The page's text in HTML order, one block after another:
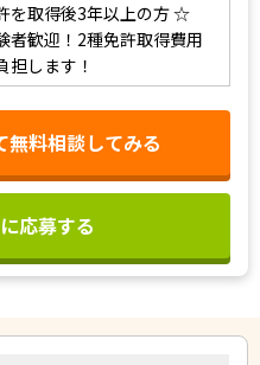
を取得後3年以上の方☆
者歓迎！2種免許取得費用
担します！
無料相談してみる
応募する